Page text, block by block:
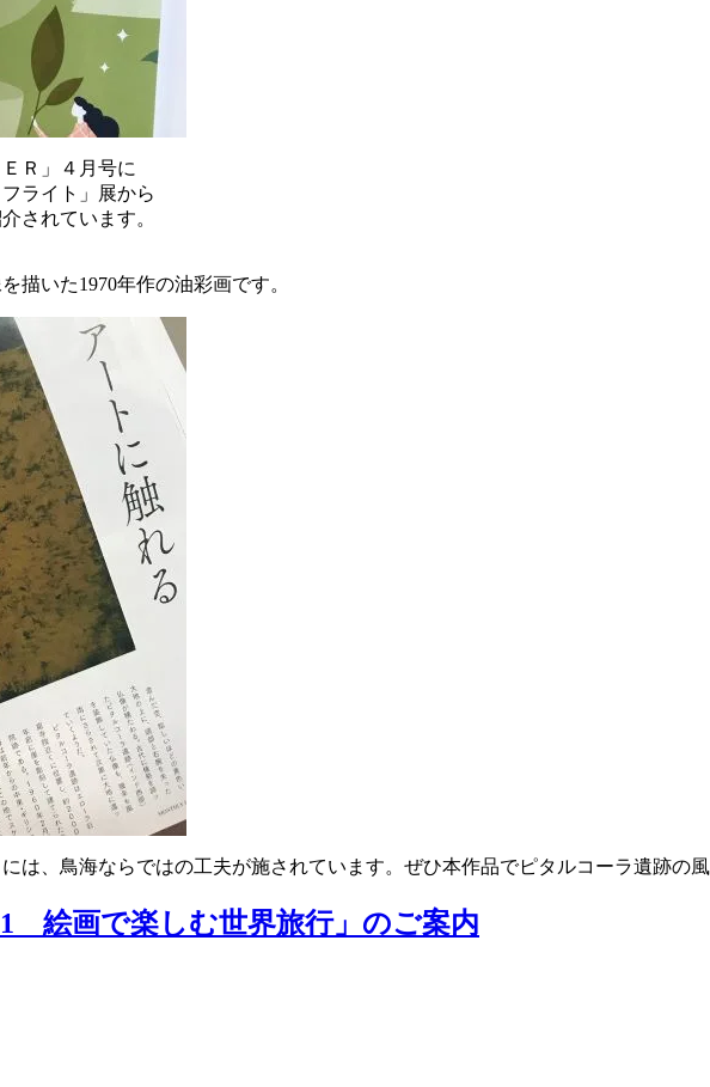
Ｒ」４月号に
ライト」展から
されています。
描いた1970年作の油彩画です。
は、鳥海ならではの工夫が施されています。ぜひ本作品でピタルコーラ遺跡の風
絵画で楽しむ世界旅行」のご案内